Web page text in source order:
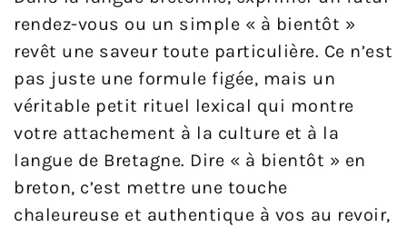
rendez-vous ou un simple « à bientôt »
revêt une saveur toute particulière. Ce n’est
pas juste une formule figée, mais un
véritable petit rituel lexical qui montre
votre attachement à la culture et à la
langue de Bretagne. Dire « à bientôt » en
breton, c’est mettre une touche
chaleureuse et authentique à vos au revoir,